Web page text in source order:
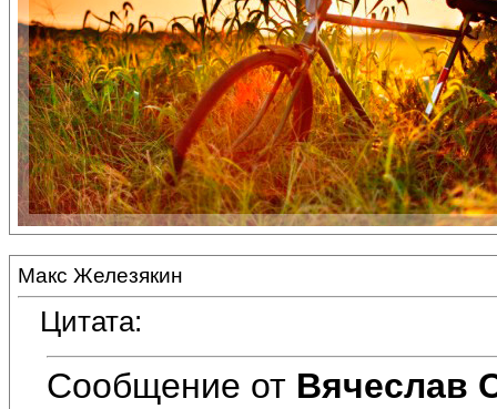
Макс Железякин
Цитата:
Сообщение от Вячеслав